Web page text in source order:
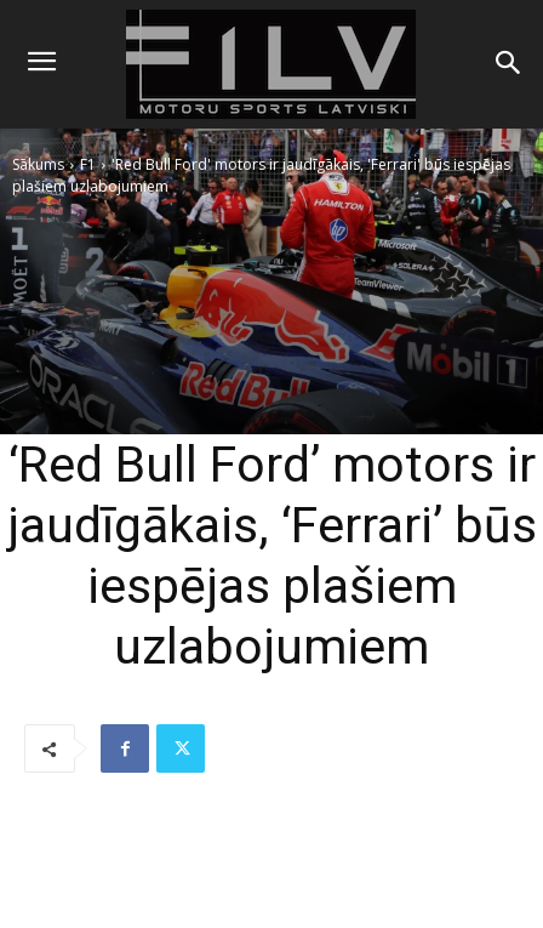
Sākums F1
'Red Bull Ford' motors ir jaudīgākais, 'Ferrari' būs iespējas
plašiem uzlabojumiem
‘Red Bull Ford’ motors ir
jaudīgākais, ‘Ferrari’ būs
iespējas plašiem
uzlabojumiem